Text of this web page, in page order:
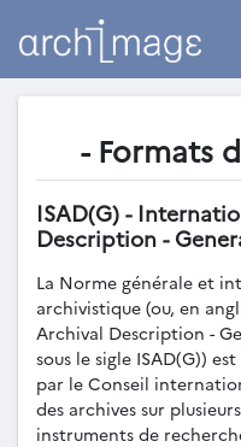
- Formats
ISAD(G) -
Description -
La Norme générale et
archivistique (ou, en
Archival Description -
sous le sigle ISAD(G))
par le Conseil
des archives sur
instruments de